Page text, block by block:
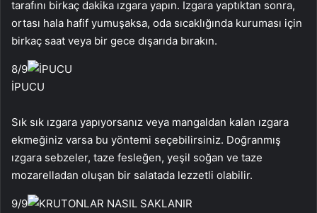
tarafını birkaç dakika ızgara yapın. Izgara yaptıktan sonra,
ortası hala hafif yumuşaksa, oda sıcaklığında kuruması için
birkaç saat veya bir gece dışarıda bırakın.
8/9
İPUCU
Sık sık ızgara yapıyorsanız veya mangaldan kalan ızgara
ekmeğiniz varsa bu yöntemi seçebilirsiniz. Doğranmış
ızgara sebzeler, taze fesleğen, yeşil soğan ve taze
mozarelladan oluşan bir salatada lezzetli olabilir.
9/9